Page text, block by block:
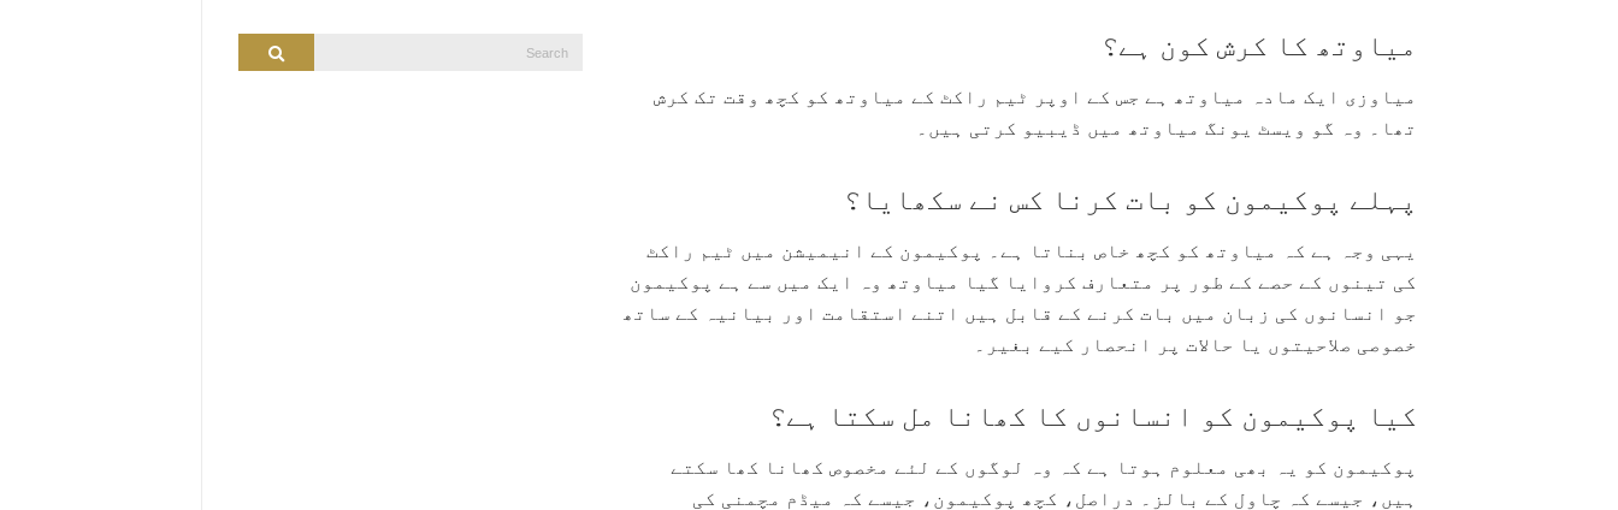
میاوتھ کا کرش کون ہے؟
میاوزی ایک مادہ میاوتھ ہے جس کے اوپر ٹیم راکٹ کے میاوتھ کو کچھ وقت تک کرش
تھا۔ وہ گو ویسٹ یونگ میاوتھ میں ڈیبیو کرتی ہیں۔
پہلے پوکیمون کو بات کرنا کس نے سکھایا؟
یہی وجہ ہے کہ میاوتھ کو کچھ خاص بناتا ہے۔ پوکیمون کے انیمیشن میں ٹیم راکٹ
کی تینوں کے حصے کے طور پر متعارف کروایا گیا میاوتھ وہ ایک میں سے ہے پوکیمون
جو انسانوں کی زبان میں بات کرنے کے قابل ہیں اتنے استقامت اور بیانیہ کے ساتھ
خصوصی صلاحیتوں یا حالات پر انحصار کیے بغیر۔
کیا پوکیمون کو انسانوں کا کھانا مل سکتا ہے؟
پوکیمون کو یہ بھی معلوم ہوتا ہے کہ وہ لوگوں کے لئے مخصوص کھانا کھا سکتے
ہیں، جیسے کہ چاول کے بالز۔ دراصل، کچھ پوکیمون، جیسے کہ میڈم مچمنی کی
Search
SEARCH